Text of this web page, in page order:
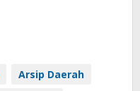
Arsip Daerah